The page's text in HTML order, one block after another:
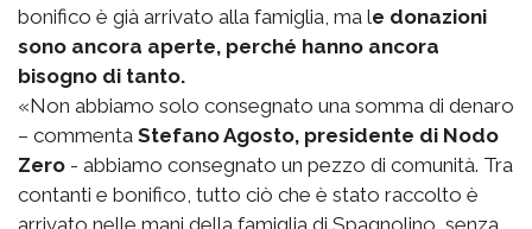
bonifico è già arrivato alla famiglia, ma le donazioni
sono ancora aperte, perché hanno ancora
bisogno di tanto.
«Non abbiamo solo consegnato una somma di denaro
– commenta Stefano Agosto, presidente di Nodo
Zero - abbiamo consegnato un pezzo di comunità. Tra
contanti e bonifico, tutto ciò che è stato raccolto è
arrivato nelle mani della famiglia di Spagnolino, senza